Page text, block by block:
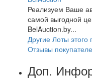
Реализуем Ваше
самой выгодной
BelAuction.by...
Другие Лоты этого
Отзывы
Доп.